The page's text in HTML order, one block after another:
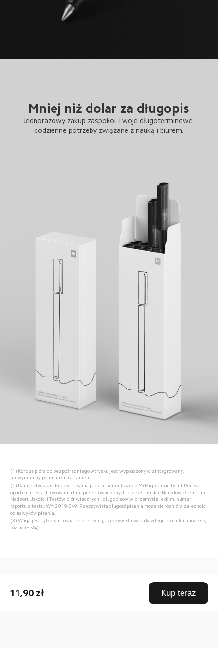
11,90 zł Kup teraz
Mniej niż dolar za długopis
Jednorazowy zakup zaspokoi Twoje długoterminowe
codzienne potrzeby związane z nauką i biurem.
(1) Korpus pióra do bezpośredniego wtrysku jest wyposażony w zintegrowany,
niewymienny pojemnik na atrament.
(2) Dane dotyczące długości pisania pióra atramentowego Mi High-capacity Ink Pen są
oparte na testach rysowania linii przeprowadzonych przez Chińskie Narodowe Centrum
Nadzoru Jakości i Testów piór wiecznych i długopisów w przemyśle lekkim, numer
raportu z testu: WY- 2019-049. Rzeczywista długość pisania może się różnić w zależności
od nawyków pisania.
(3) Waga jest tylko wartością referencyjną, rzeczywista waga każdego produktu może się
różnić (± 5%).